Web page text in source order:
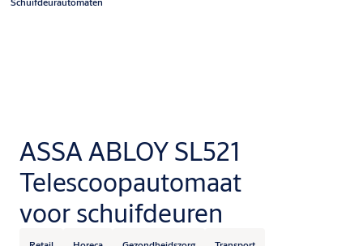
ASSA ABLOY SL521
Telescoopautomaat
voor schuifdeuren